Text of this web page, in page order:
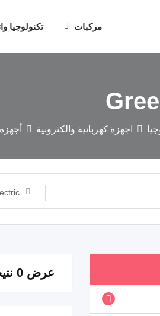
مركبات تكنولوجيا
اجهزة كهربائية والكترونية
عرض 0 نتيجة